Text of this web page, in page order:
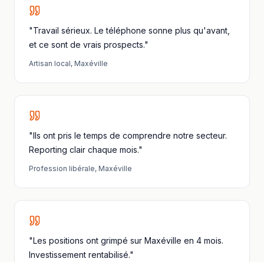
"Travail sérieux. Le téléphone sonne plus qu'avant,
et ce sont de vrais prospects."
Artisan local, Maxéville
"Ils ont pris le temps de comprendre notre secteur.
Reporting clair chaque mois."
Profession libérale, Maxéville
"Les positions ont grimpé sur Maxéville en 4 mois.
Investissement rentabilisé."